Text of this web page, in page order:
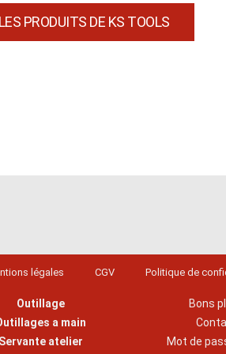
PRODUITS DE KS TOOLS
légales CGV Politique de
Outillage
a main
Servante atelier
Bons
Mot de